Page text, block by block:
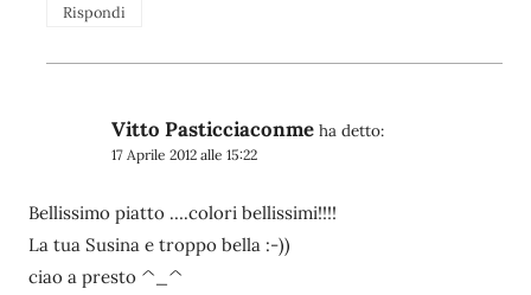
Rispondi
Vitto Pasticciaconme ha detto:
17 Aprile 2012 alle 15:22
Bellissimo piatto ….colori bellissimi!!!!
La tua Susina e troppo bella :-))
ciao a presto ^_^